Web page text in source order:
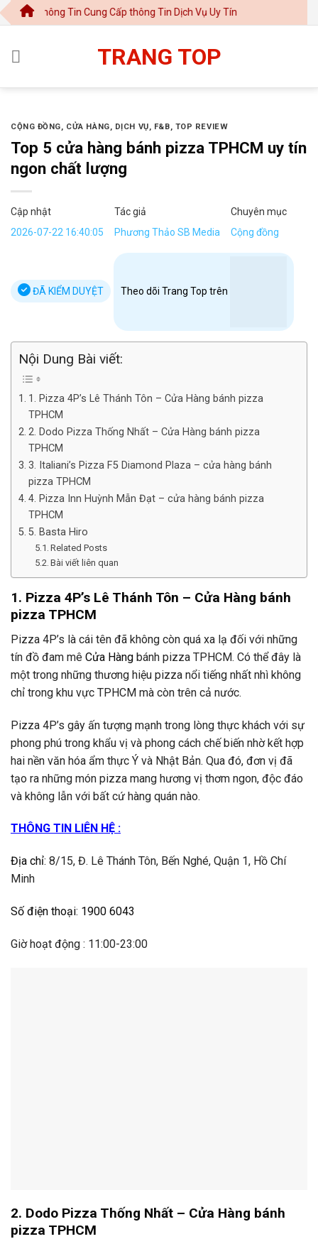
Chuyển
đến
dung
Tin Cung Cấp thông Tin Dịch Vụ Uy Tín
TRANG TOP
CỘNG ĐỒNG, CỬA HÀNG, DỊCH VỤ, F&B, TOP REVIEW
Top 5 cửa hàng bánh pizza TPHCM uy tín
ngon chất lượng
Cập nhật
2026-07-22 16:40:05
Tác giả
Phương Thảo SB Media
Chuyên mục
Cộng đồng
ĐÃ KIỂM DUYỆT Theo dõi Trang Top trên
Nội Dung Bài viết:
1. Pizza 4P’s Lê Thánh Tôn – Cửa Hàng bánh pizza
TPHCM
2. Dodo Pizza Thống Nhất – Cửa Hàng bánh pizza
TPHCM
3. Italiani’s Pizza F5 Diamond Plaza – cửa hàng bánh
pizza TPHCM
4. Pizza Inn Huỳnh Mẫn Đạt – cửa hàng bánh pizza
TPHCM
5. Basta Hiro
Related Posts
Bài viết liên quan
1. Pizza 4P’s Lê Thánh Tôn – Cửa Hàng bánh
pizza TPHCM
Pizza 4P’s là cái tên đã không còn quá xa lạ đối với những
tín đồ đam mê Cửa Hàng bánh pizza TPHCM. Có thể đây là
một trong những thương hiệu pizza nổi tiếng nhất nhì không
chỉ trong khu vực TPHCM mà còn trên cả nước.
Pizza 4P’s gây ấn tượng mạnh trong lòng thực khách với sự
phong phú trong khẩu vị và phong cách chế biến nhờ kết hợp
hai nền văn hóa ẩm thực Ý và Nhật Bản. Qua đó, đơn vị đã
tạo ra những món pizza mang hương vị thơm ngon, độc đáo
và không lẫn với bất cứ hàng quán nào.
THÔNG TIN LIÊN HỆ :
Địa chỉ: 8/15, Đ. Lê Thánh Tôn, Bến Nghé, Quận 1, Hồ Chí
Minh
Số điện thoại: 1900 6043
Giờ hoạt động : 11:00-23:00
2. Dodo Pizza Thống Nhất – Cửa Hàng bánh
pizza TPHCM